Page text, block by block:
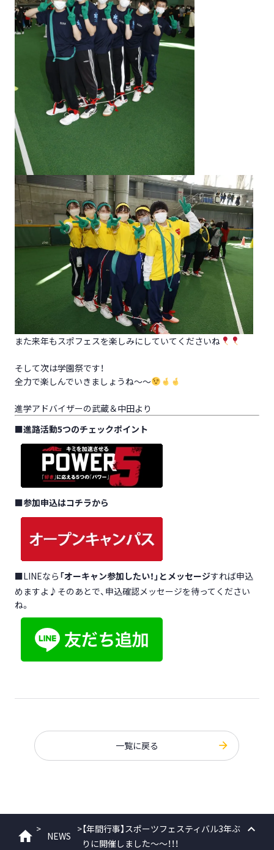
また来年もスポフェスを楽しみにしていてくださいね
そして次は学園祭です！
全力で楽しんでいきましょうね～～
進学アドバイザーの武蔵＆中田より
■進路活動5つのチェックポイント
■参加申込はコチラから
■LINEなら 「オーキャン参加したい！」とメッセージすれば申込
めますよ♪そのあとで、申込確認メッセージを待ってください
ね。
一覧に戻る
ホーム
>
NEWS
>【年間行事】スポーツフェスティバル3年ぶ
りに開催しました～～！！！